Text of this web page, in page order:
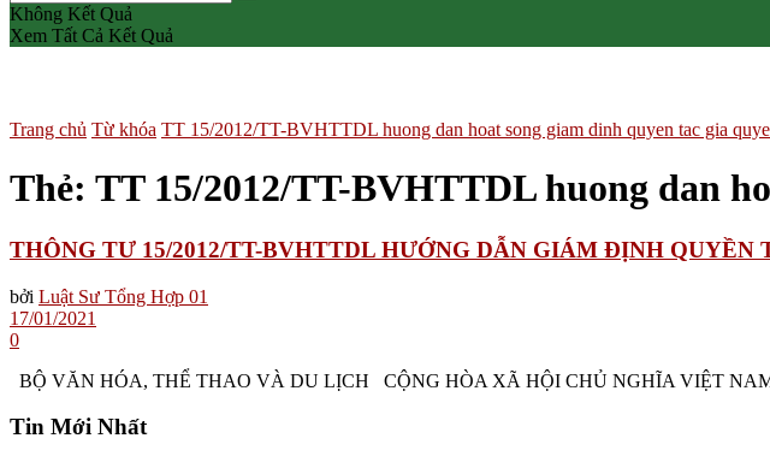
Không Kết Quả
Xem Tất Cả Kết Quả
Trang chủ Từ khóa TT 15/2012/TT-BVHTTDL huong dan hoat song giam dinh quyen tac gia
Thẻ: TT 15/2012/TT-BVHTTDL huong dan
THÔNG TƯ 15/2012/TT-BVHTTDL HƯỚNG DẪN GIÁM ĐỊNH QUYỀN
bởi Luật Sư Tổng Hợp 01
17/01/2021
0
BỘ VĂN HÓA, THỂ THAO VÀ DU LỊCH CỘNG HÒA XÃ HỘI CHỦ NGHĨA VIỆT
Tin Mới Nhất